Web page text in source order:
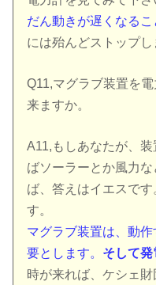
だん動きが遅くなるこ
には殆んどストップし
Q11,マグラブ装置を
来ますか。
A11,もしあなたが、
ばソーラーとか風力
ば、答えはイエスで
す。
マグラブ装置は、動
要とします。 そして発
時が来れば、ケシェ